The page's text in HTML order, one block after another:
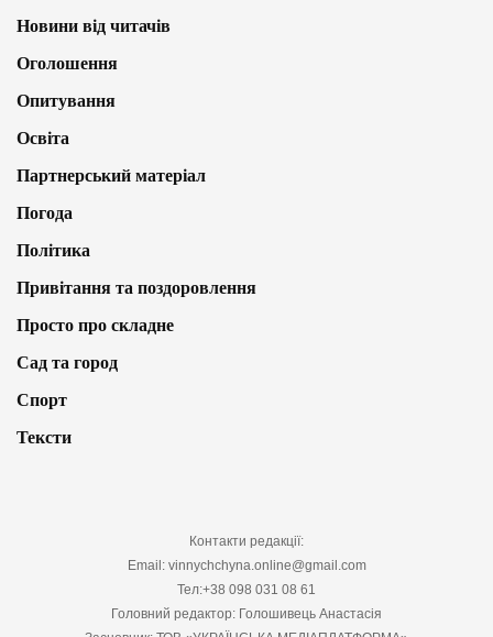
Новини від читачів
Оголошення
Опитування
Освіта
Партнерський матеріал
Погода
Політика
Привітання та поздоровлення
Просто про складне
Сад та город
Спорт
Тексти
Контакти редакції:
Email: vinnychchyna.online@gmail.com
Тел:+38 098 031 08 61
Головний редактор: Голошивець Анастасія